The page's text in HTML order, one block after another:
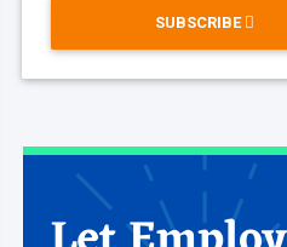
SUBSCRIBE